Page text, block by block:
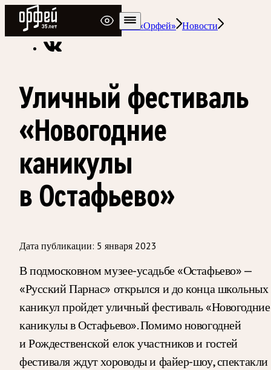
Радио Орфей
Радио классической музыки «Орфей» Новости
Уличный фестиваль
«Новогодние
каникулы
в Остафьево»
Дата публикации: 5 января 2023
В подмосковном музее-усадьбе «Остафьево» —
«Русский Парнас» открылся и до конца школьных
каникул пройдет уличный фестиваль «Новогодние
каникулы в Остафьево». Помимо новогодней
и Рождественской елок участников и гостей
фестиваля ждут хороводы и файер-шоу, спектакли